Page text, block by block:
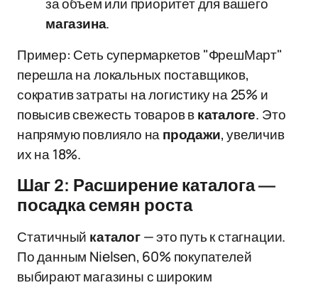
магазина.
Пример: Сеть супермаркетов "ФрешМарт"
перешла на локальных поставщиков,
сократив затраты на логистику на 25% и
повысив свежесть товаров вкаталоге. Это
напрямую повлияло напродажи, увеличив
их на 18%.
Шаг 2: Расширение каталога —
посадка семян роста
Статичный каталог— это путь к стагнации.
По данным Nielsen, 60% покупателей
выбирают магазины с широким